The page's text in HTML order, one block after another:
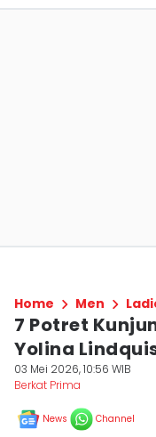
Home Men
7 Potret
Yolina
03 Mei 2026, 10:56 WIB
Berkat Prima
News Channel